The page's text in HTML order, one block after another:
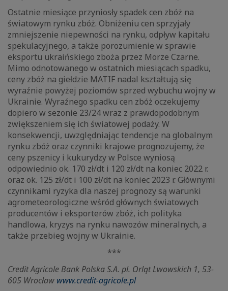
Ostatnie miesiące przyniosły spadek cen zbóż na
światowym rynku zbóż. Obniżeniu cen sprzyjały
zmniejszenie niepewności na rynku, odpływ kapitału
spekulacyjnego, a także porozumienie w sprawie
eksportu ukraińskiego zboża przez Morze Czarne.
Mimo odnotowanego w ostatnich miesiącach spadku,
ceny zbóż na giełdzie MATIF nadal kształtują się
wyraźnie powyżej poziomów sprzed wybuchu wojny w
Ukrainie. Wyraźnego spadku cen zbóż oczekujemy
dopiero w sezonie 23/24 wraz z prawdopodobnym
zwiększeniem się ich światowej podaży. W
konsekwencji, uwzględniając tendencje na globalnym
rynku zbóż oraz czynniki krajowe prognozujemy, że
ceny pszenicy i kukurydzy w Polsce wyniosą
odpowiednio ok. 170 zł/dt i 120 zł/dt na koniec 2022 r.
oraz ok. 125 zł/dt i 100 zł/dt na koniec 2023 r. Głównymi
czynnikami ryzyka dla naszej prognozy są warunki
agrometeorologiczne wśród głównych światowych
producentów i eksporterów zbóż, ich polityka
handlowa, kryzys na rynku nawozów mineralnych, a
także przebieg wojny w Ukrainie.
***
Credit Agricole Bank Polska S.A. pl. Orląt Lwowskich 1, 53-
605 Wrocław www.credit-agricole.pl